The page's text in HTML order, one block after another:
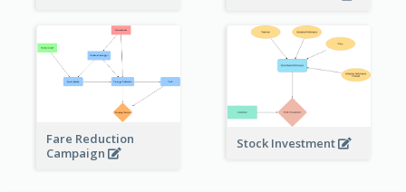
Fare Reduction
Campaign
Stock Investment